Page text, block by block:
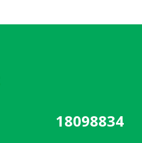
18098834